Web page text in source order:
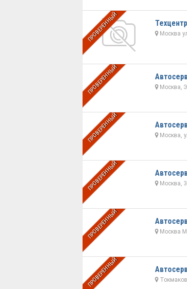
ПРОВЕРЕННЫЙ Москва
ПРОВЕРЕННЫЙ Москва,
ПРОВЕРЕННЫЙ Москва,
ПРОВЕРЕННЫЙ Москва,
ПРОВЕРЕННЫЙ Москва
ПРОВЕРЕННЫЙ